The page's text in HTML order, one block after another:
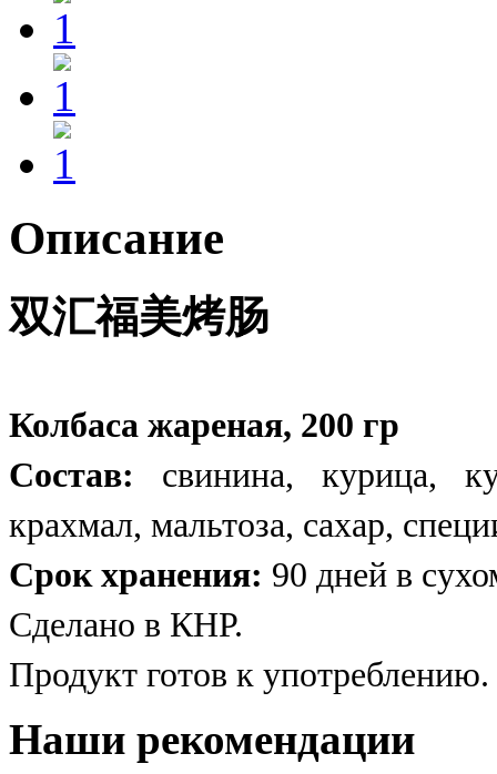
Описание
双汇福美烤肠
Колбаса жареная, 200 гр
Состав: свинина, курица,
крахмал, мальтоза, сахар,
Срок хранения: 90 дней в
Сделано в КНР.
Продукт готов к употреблению.
Наши рекомендации